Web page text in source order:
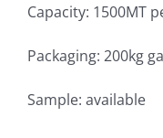
Capacity: 1500MT
Packaging: 200kg
Sample: available